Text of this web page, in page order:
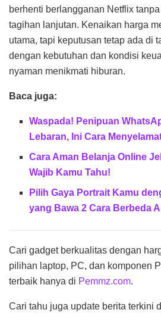
berhenti berlangganan Netflix
tagihan lanjutan. Kenaikan harga
utama, tapi keputusan tetap ada di
dengan kebutuhan dan kondisi
nyaman menikmati hiburan.
Baca juga:
Waspada! Penipuan
Lebaran, Ini Cara
Cara Aman Belanja Online
Wajib Kamu Tahu!
Pilih Gaya Portrait Kamu
yang Bawa 2 Cara Berbeda
Cari gadget berkualitas dengan
pilihan laptop, PC, dan komponen
terbaik hanya di Pemmz.com.
Cari tahu juga update berita terkini